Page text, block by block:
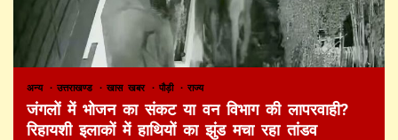
अन्य उत्तराखण्ड खास खबर पौड़ी राज्य
जंगलों में भोजन का संकट या वन विभाग की लापरवाही?
रिहायशी इलाकों में हाथियों का झुंड मचा रहा तांडव